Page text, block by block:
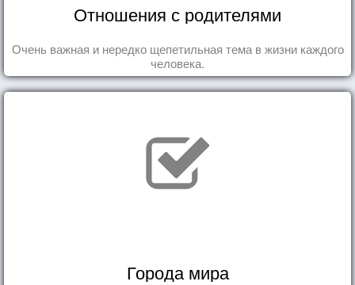
Отношения с родителями
Очень важная и нередко щепетильная тема в жизни каждого
человека.
Города мира